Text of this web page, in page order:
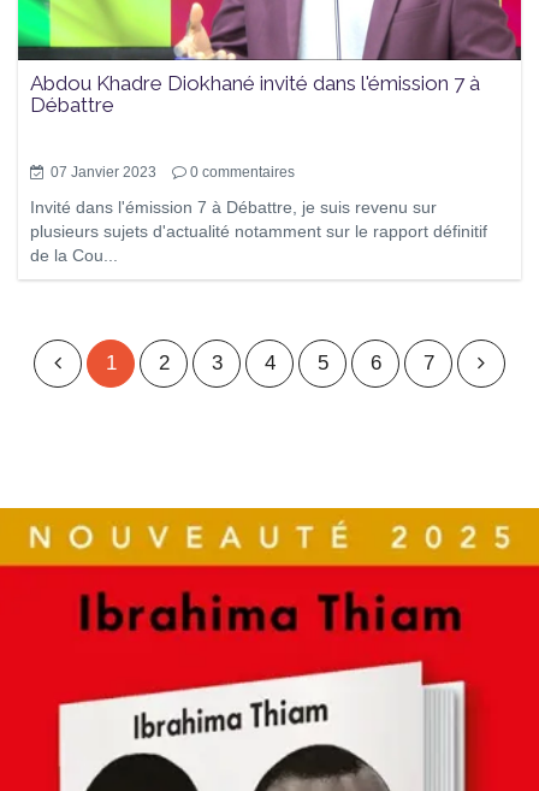
Abdou Khadre Diokhané invité dans l'émission 7 à
Débattre
07 Janvier 2023 0 commentaires
Invité dans l'émission 7 à Débattre, je suis revenu sur
plusieurs sujets d'actualité notamment sur le rapport définitif
de la Cou...
1 2 3 4 5 6 7